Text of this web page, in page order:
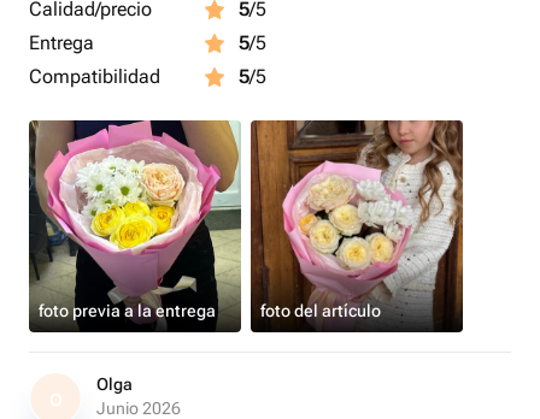
4. Держите букет вдали от прямых солнечных лучей,
сквозняков и источников тепла.
Calidad/precio
5/5
Entrega
5/5
Compatibilidad
5/5
foto previa a la entrega foto del artículo
O
Olga
Junio 2026